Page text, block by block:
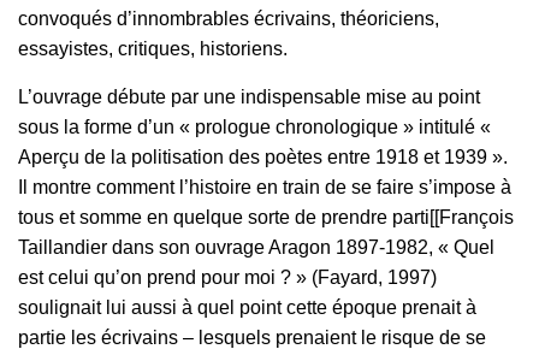
convoqués d’innombrables écrivains, théoriciens,
essayistes, critiques, historiens.
L’ouvrage débute par une indispensable mise au point
sous la forme d’un « prologue chronologique » intitulé «
Aperçu de la politisation des poètes entre 1918 et 1939 ».
Il montre comment l’histoire en train de se faire s’impose à
tous et somme en quelque sorte de prendre parti[[François
Taillandier dans son ouvrage Aragon 1897-1982, « Quel
est celui qu’on prend pour moi ? » (Fayard, 1997)
soulignait lui aussi à quel point cette époque prenait à
partie les écrivains – lesquels prenaient le risque de se